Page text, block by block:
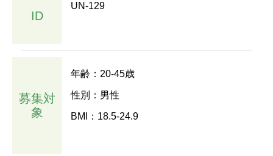
ID
UN-129
募集対
象
年齢：20-45歳
性別：男性
BMI：18.5-24.9